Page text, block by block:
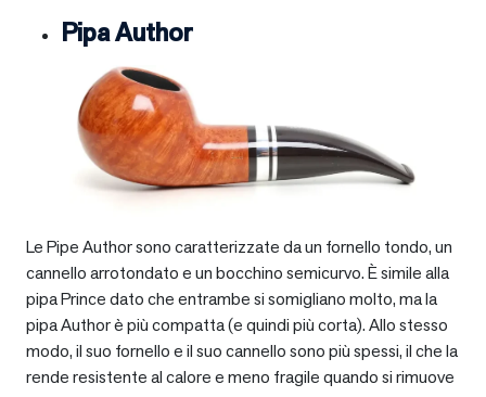
Pipa Author
Le Pipe Author sono caratterizzate da un fornello tondo, un
cannello arrotondato e un bocchino semicurvo. È simile alla
pipa Prince dato che entrambe si somigliano molto, ma la
pipa Author è più compatta (e quindi più corta). Allo stesso
modo, il suo fornello e il suo cannello sono più spessi, il che la
rende resistente al calore e meno fragile quando si rimuove